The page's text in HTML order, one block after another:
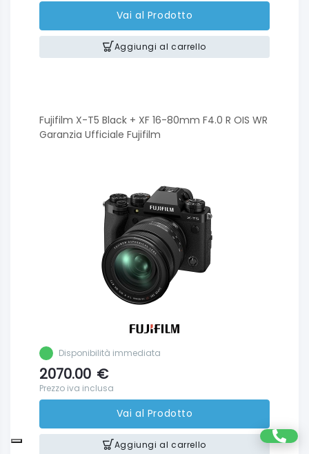
Vai al Prodotto
Aggiungi al carrello
Fujifilm X-T5 Black + XF 16-80mm F4.0 R OIS WR
Garanzia Ufficiale Fujifilm
Disponibilità immediata
2070.00 €
Prezzo iva inclusa
Vai al Prodotto
Aggiungi al carrello